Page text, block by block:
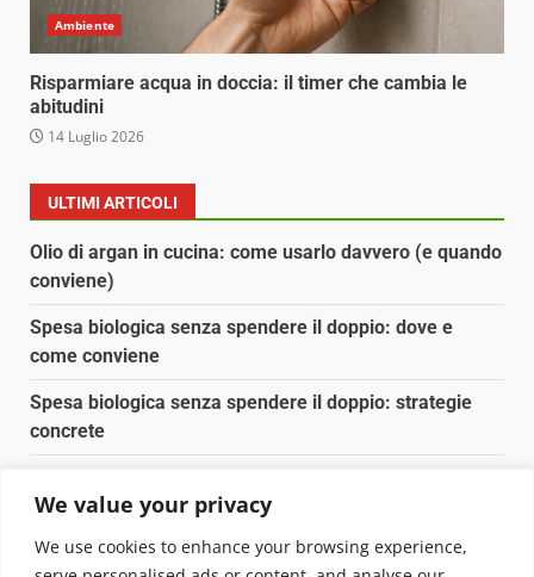
We value your privacy
We use cookies to enhance your browsing experience,
Ambiente
Risparmiare acqua in doccia: il timer che cambia le
abitudini
14 Luglio 2026
ULTIMI ARTICOLI
Olio di argan in cucina: come usarlo davvero (e quando
conviene)
Spesa biologica senza spendere il doppio: dove e
come conviene
Spesa biologica senza spendere il doppio: strategie
concrete
Pulizia naturale della casa: 3 ingredienti che
sostituiscono 10 prodotti chimici